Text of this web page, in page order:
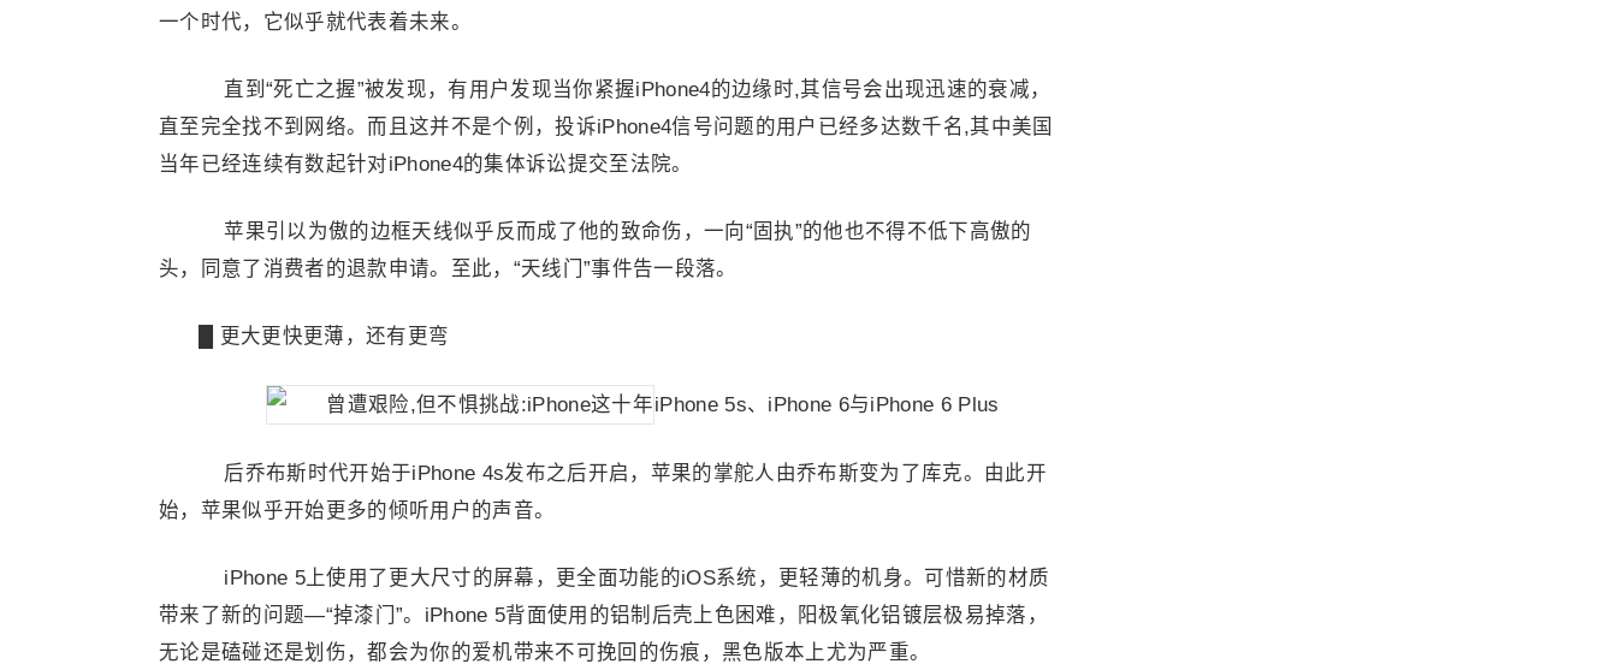
一个时代，它似乎就代表着未来。
直到“死亡之握”被发现，有用户发现当你紧握iPhone4的边缘时,其信号会出现迅速的衰减，
直至完全找不到网络。而且这并不是个例，投诉iPhone4信号问题的用户已经多达数千名,其中美国
当年已经连续有数起针对iPhone4的集体诉讼提交至法院。
苹果引以为傲的边框天线似乎反而成了他的致命伤，一向“固执”的他也不得不低下高傲的
头，同意了消费者的退款申请。至此，“天线门”事件告一段落。
█ 更大更快更薄，还有更弯
iPhone 5s、iPhone 6与iPhone 6 Plus
后乔布斯时代开始于iPhone 4s发布之后开启，苹果的掌舵人由乔布斯变为了库克。由此开
始，苹果似乎开始更多的倾听用户的声音。
iPhone 5上使用了更大尺寸的屏幕，更全面功能的iOS系统，更轻薄的机身。可惜新的材质
带来了新的问题—“掉漆门”。iPhone 5背面使用的铝制后壳上色困难，阳极氧化铝镀层极易掉落，
无论是磕碰还是划伤，都会为你的爱机带来不可挽回的伤痕，黑色版本上尤为严重。